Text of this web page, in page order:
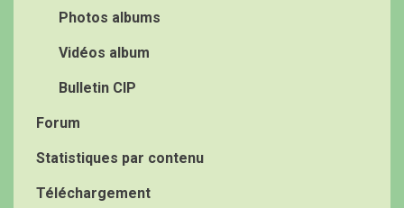
Photos albums
Vidéos album
Bulletin CIP
Forum
Statistiques par contenu
Téléchargement